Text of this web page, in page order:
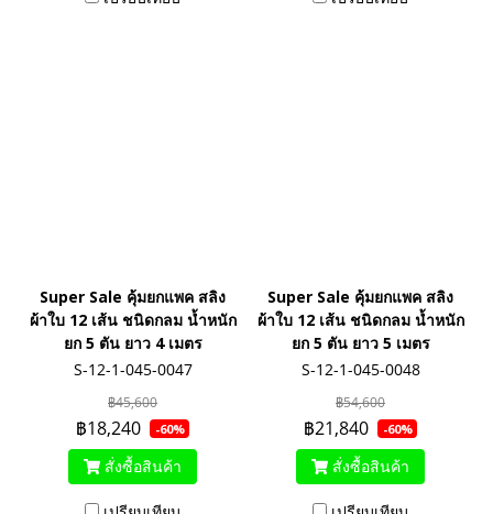
Super Sale คุ้มยกแพค สลิง
ผ้าใบ 12 เส้น ชนิดกลม น้ำหนัก
ยก 5 ตัน ยาว 4 เมตร
S-12-1-045-0047
฿45,600
฿18,240 -60%
สั่งซื้อสินค้า
Super Sale คุ้มยกแพค สลิง
ผ้าใบ 12 เส้น ชนิดกลม น้ำหนัก
ยก 5 ตัน ยาว 5 เมตร
S-12-1-045-0048
฿54,600
฿21,840 -60%
สั่งซื้อสินค้า